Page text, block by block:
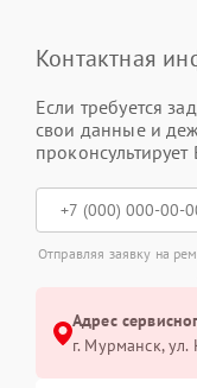
Контактная
Если требуется
свои данные и
проконсультирует
Отправляя заявку на
Адрес
г. Мурманск,